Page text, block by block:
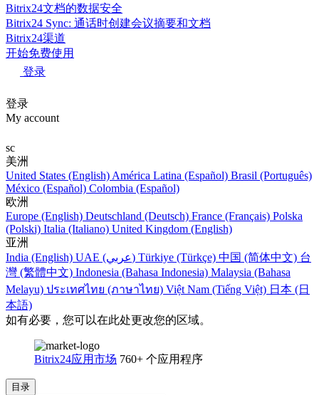
Bitrix24文档的数据安全
Bitrix24 Sync: 通话时创建会议摘要和文档
Bitrix24渠道
开始免费使用
登录
登录
My account
sc
美洲
United States (English) América Latina (Español) Brasil (Português)
México (Español) Colombia (Español)
欧洲
Europe (English) Deutschland (Deutsch) France (Français) Polska
(Polski) Italia (Italiano) United Kingdom (English)
亚洲
India (English)
UAE (عربي) Türkiye (Türkçe) 中国 (简体中文) 台
灣 (繁體中文) Indonesia (Bahasa Indonesia) Malaysia (Bahasa
Melayu) ประเทศไทย (ภาษาไทย) Việt Nam (Tiếng Việt) 日本 (日
本語)
如有必要，您可以在此处更改您的区域。
Bitrix24应用市场 760+ 个应用程序
目录